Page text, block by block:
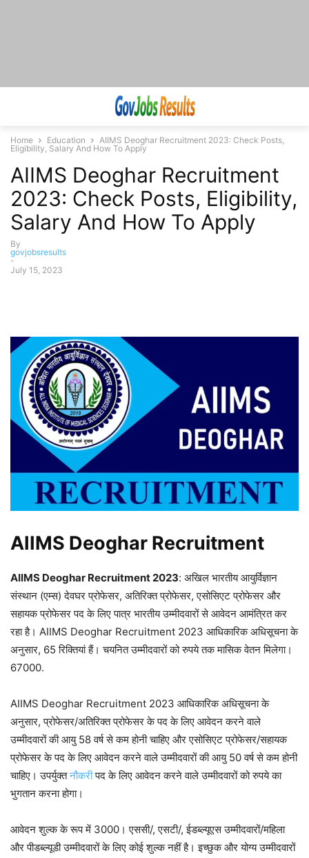
Home Education
AIIMS Deoghar Recruitment 2023: Check Posts,
Eligibility, Salary And How To Apply
AIIMS Deoghar Recruitment
2023: Check Posts, Eligibility,
Salary And How To Apply
By
govjobsresults
-
July 15, 2023
AIIMS Deoghar Recruitment
AIIMS Deoghar Recruitment 2023: अखिल भारतीय आयुर्विज्ञान
संस्थान (एम्स) देवघर प्रोफेसर, अतिरिक्त प्रोफेसर, एसोसिएट प्रोफेसर और
सहायक प्रोफेसर पद के लिए पात्र भारतीय उम्मीदवारों से आवेदन आमंत्रित कर
रहा है। AIIMS Deoghar Recruitment 2023 आधिकारिक अधिसूचना के
अनुसार, 65 रिक्तियां हैं। चयनित उम्मीदवारों को रुपये तक मासिक वेतन मिलेगा।
67000.
AIIMS Deoghar Recruitment 2023 आधिकारिक अधिसूचना के
अनुसार, प्रोफेसर/अतिरिक्त प्रोफेसर के पद के लिए आवेदन करने वाले
उम्मीदवारों की आयु 58 वर्ष से कम होनी चाहिए और एसोसिएट प्रोफेसर/सहायक
प्रोफेसर के पद के लिए आवेदन करने वाले उम्मीदवारों की आयु 50 वर्ष से कम होनी
चाहिए। उपर्युक्तनौकरीपद के लिए आवेदन करने वाले उम्मीदवारों को रुपये का
भुगतान करना होगा।
आवेदन शुल्क के रूप में 3000। एससी/, एसटी/, ईडब्ल्यूएस उम्मीदवारों/महिला
और पीडब्ल्यूडी उम्मीदवारों के लिए कोई शुल्क नहीं है। इच्छुक और योग्य उम्मीदवारों